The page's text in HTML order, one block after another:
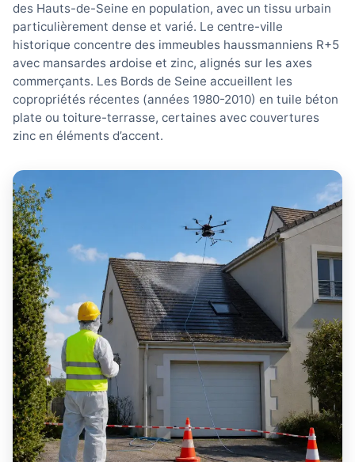
des Hauts-de-Seine en population, avec un tissu urbain
particulièrement dense et varié. Le centre-ville
historique concentre des immeubles haussmanniens R+5
avec mansardes ardoise et zinc, alignés sur les axes
commerçants. Les Bords de Seine accueillent les
copropriétés récentes (années 1980-2010) en tuile béton
plate ou toiture-terrasse, certaines avec couvertures
zinc en éléments d’accent.